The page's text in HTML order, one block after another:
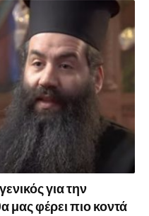
για την
μας φέρει πιο κοντά